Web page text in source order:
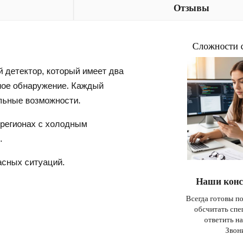
Отзывы
который имеет два
обнаружение. Каждый
возможности.
с холодным
ситуаций.
Сложности
Наши
Всегда готовы
обсчитать
ответить